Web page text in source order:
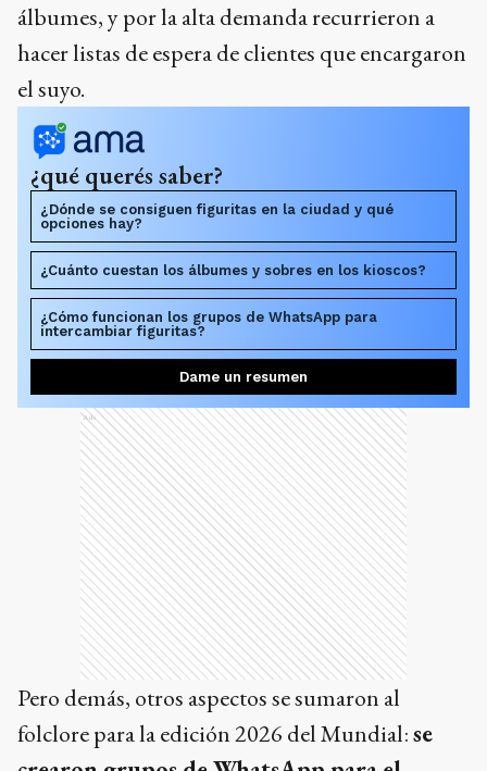
álbumes, y por la alta demanda recurrieron a
hacer listas de espera de clientes que encargaron
el suyo.
¿qué querés saber?
¿Dónde se consiguen figuritas en la ciudad y qué
opciones hay?
¿Cuánto cuestan los álbumes y sobres en los kioscos?
¿Cómo funcionan los grupos de WhatsApp para
intercambiar figuritas?
Dame un resumen
Ads
Pero demás, otros aspectos se sumaron al
folclore para la edición 2026 del Mundial:se